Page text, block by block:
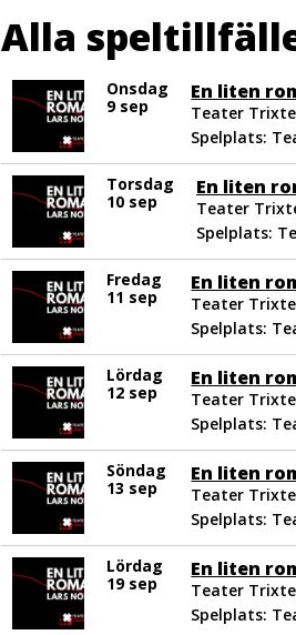
Alla
Onsdag
9 sep
En liten
Teater
Spelplats:
Torsdag
10 sep
En liten
Teater
Spelplats:
Fredag
11 sep
En liten
Teater
Spelplats:
Lördag
12 sep
En liten
Teater
Spelplats:
Söndag
13 sep
En liten
Teater
Spelplats:
Lördag
19 sep
En liten
Teater
Spelplats: